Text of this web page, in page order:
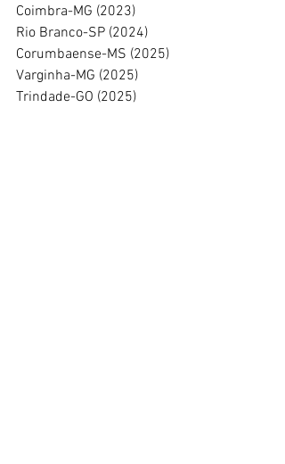
Coimbra-MG (2023)
Rio Branco-SP (2024)
Corumbaense-MS (2025)
Varginha-MG (2025)
Trindade-GO (2025)